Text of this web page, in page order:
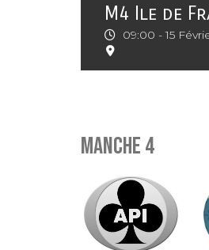
M4 Ile de
09:00 -15
Manche 4